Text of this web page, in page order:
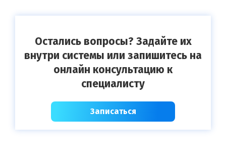
Остались вопросы? Задайте их
внутри системы или запишитесь на
онлайн консультацию к
специалисту
Записаться